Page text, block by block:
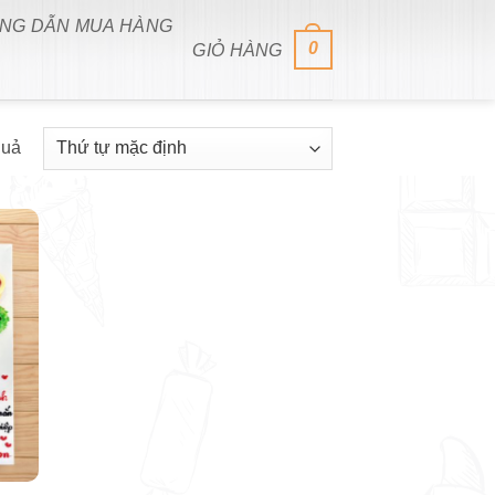
DẪN MUA HÀNG
GIỎ HÀNG
0